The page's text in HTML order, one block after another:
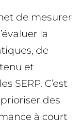
de mesurer
la
de
et
SERP. C’est
des
à court